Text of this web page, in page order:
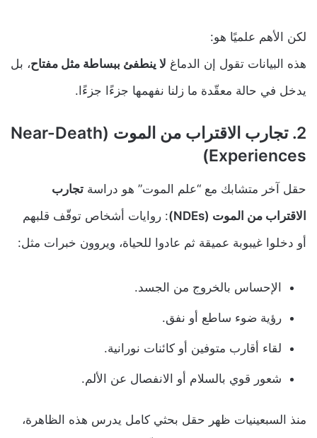
لكن الأهم علميًا هو:
هذه البيانات تقول إن الدماغ لا ينطفئ ببساطة مثل مفتاح، بل
يدخل في حالة معقّدة ما زلنا نفهمها جزءًا جزءًا.
2. تجارب الاقتراب من الموت (Near-Death
Experiences)
حقل آخر متشابك مع “علم الموت” هو دراسة تجارب
الاقتراب من الموت (NDEs)
: روايات أشخاص توقّف قلبهم
أو دخلوا غيبوبة عميقة ثم عادوا للحياة، ويروون خبرات مثل:
الإحساس بالخروج من الجسد.
رؤية ضوء ساطع أو نفق.
لقاء أقارب متوفين أو كائنات نورانية.
شعور قوي بالسلام أو الانفصال عن الألم.
منذ السبعينيات ظهر حقل بحثي كامل يدرس هذه الظاهرة،